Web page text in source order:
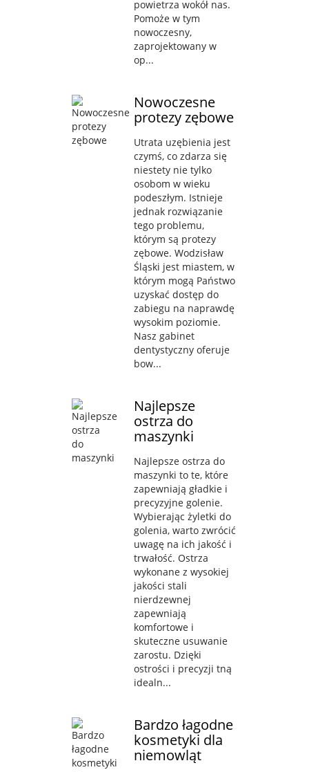
powietrza wokół nas.
Pomoże w tym
nowoczesny,
zaprojektowany w
op...
Nowoczesne
protezy zębowe
Utrata uzębienia jest
czymś, co zdarza się
niestety nie tylko
osobom w wieku
podeszłym. Istnieje
jednak rozwiązanie
tego problemu,
którym są protezy
zębowe. Wodzisław
Śląski jest miastem, w
którym mogą Państwo
uzyskać dostęp do
zabiegu na naprawdę
wysokim poziomie.
Nasz gabinet
dentystyczny oferuje
bow...
Najlepsze
ostrza do
maszynki
Najlepsze ostrza do
maszynki to te, które
zapewniają gładkie i
precyzyjne golenie.
Wybierając żyletki do
golenia, warto zwrócić
uwagę na ich jakość i
trwałość. Ostrza
wykonane z wysokiej
jakości stali
nierdzewnej
zapewniają
komfortowe i
skuteczne usuwanie
zarostu. Dzięki
ostrości i precyzji tną
idealn...
Bardzo łagodne
kosmetyki dla
niemowląt